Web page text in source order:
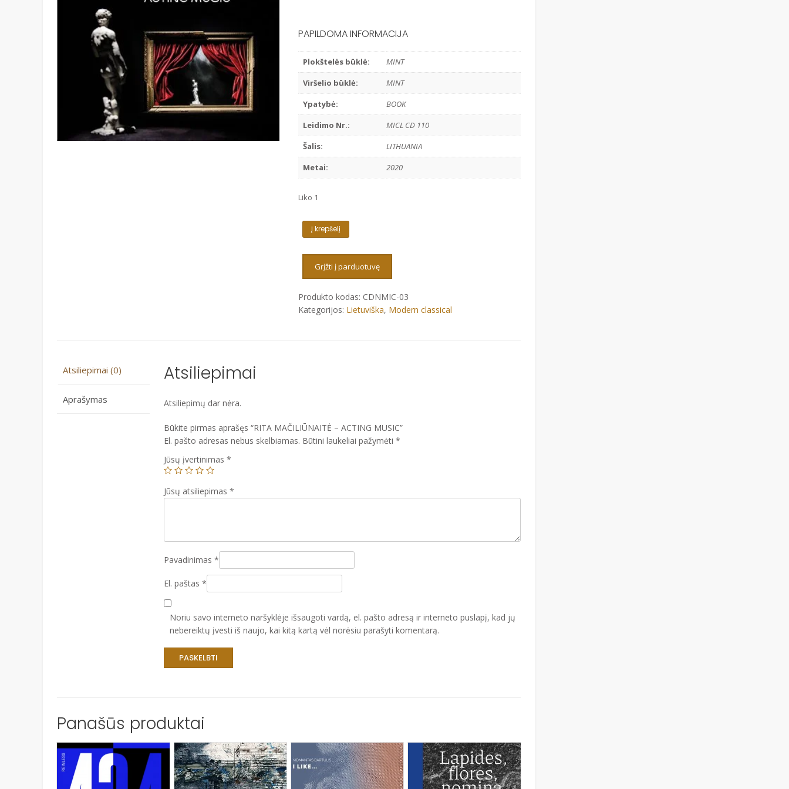
PAPILDOMA INFORMACIJA
Plokštelės būklė:
MINT
Viršelio būklė:
MINT
Ypatybė:
BOOK
Leidimo Nr.:
MICL CD 110
Šalis:
LITHUANIA
Metai:
2020
Liko 1
produkto
kiekis:
RITA
MAČILIŪNAITĖ
ACTING
Į krepšelį
Grįžti į parduotuvę
Produkto kodas: CDNMIC-03
Kategorijos: Lietuviška, Modern classical
Atsiliepimai (0)
Aprašymas
Atsiliepimai
Atsiliepimų dar nėra.
Būkite pirmas aprašęs “RITA MAČILIŪNAITĖ – ACTING MUSIC”
El. pašto adresas nebus skelbiamas. Būtini laukeliai pažymėti *
Jūsų įvertinimas *
Jūsų atsiliepimas *
Pavadinimas *
El. paštas *
Noriu savo interneto naršyklėje išsaugoti vardą, el. pašto adresą ir interneto puslapį, kad jų
nebereiktų įvesti iš naujo, kai kitą kartą vėl norėsiu parašyti komentarą.
Panašūs produktai